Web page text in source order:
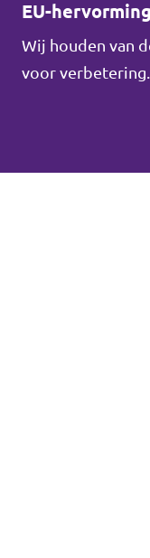
EU-hervorming
Wij houden van
voor verbetering.